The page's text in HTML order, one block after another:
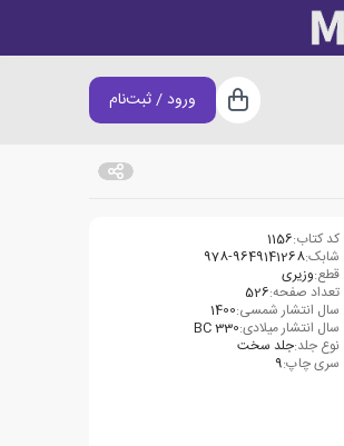
سبد خرید
ورود / ثبت‌نام
کد کتاب:1156
شابک:978-9649141268
قطع:وزیری
تعداد صفحه:526
سال انتشار شمسی:1400
سال انتشار میلادی:330 BC
نوع جلد:جلد سخت
سری چاپ:9